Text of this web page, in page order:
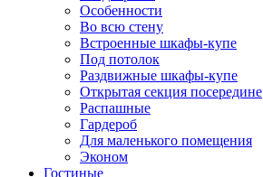
Особенности
Во всю стену
Встроенные шкафы-купе
Под потолок
Раздвижные шкафы-купе
Открытая секция посередине
Распашные
Гардероб
Для маленького помещения
Эконом
Гостиные